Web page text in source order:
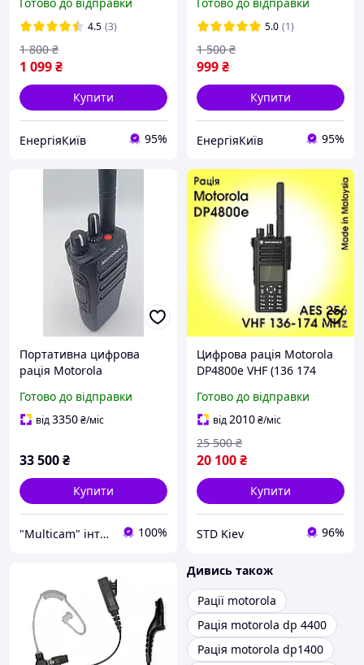
цифрових рацій Motorola
R7/R7a
4.5 (3)
1 099₴
1 800 ₴
Купити
ЕнергіяКиїв 95%
цифрових рацій Motorola
R7/R7a
5.0 (1)
999₴
1 500 ₴
Купити
ЕнергіяКиїв 95%
Портативна цифрова
рація Motorola
174 МГц
Готово до відправки
від3350₴/міс
33 500₴
Купити
"Multicam" інтернет магазин 100%
Цифрова рація Motorola
DP4800e VHF (136 174
GPS Bluetooth Wi-Fi DMR
Готово до відправки
від2010₴/міс
20 100₴
25 500 ₴
Купити
STD Kiev 96%
Дивись також
Рації motorola
Рація motorola dp 4400
Рація motorola dp1400